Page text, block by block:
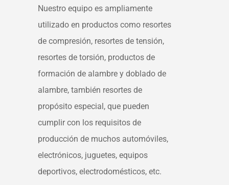
Nuestro equipo es ampliamente
utilizado en productos como resortes
de compresión, resortes de tensión,
resortes de torsión, productos de
formación de alambre y doblado de
alambre, también resortes de
propósito especial, que pueden
cumplir con los requisitos de
producción de muchos automóviles,
electrónicos, juguetes, equipos
deportivos, electrodomésticos, etc.